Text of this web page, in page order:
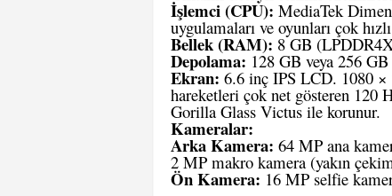
İşlemci (CPU): MediaTek
uygulamaları ve oyunları çok hızlı
Bellek (RAM): 8 GB
Depolama: 128 GB veya 256
Ekran: 6.6 inç IPS LCD. 1080 ×
hareketleri çok net gösteren 120
Gorilla Glass Victus ile korunur.
Kameralar:
Arka Kamera: 64 MP ana
2 MP makro kamera (yakın
Ön Kamera: 16 MP selfie